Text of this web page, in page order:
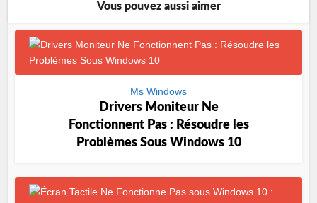
Vous pouvez aussi aimer
Ms Windows
Drivers Moniteur Ne
Fonctionnent Pas : Résoudre les
Problèmes Sous Windows 10